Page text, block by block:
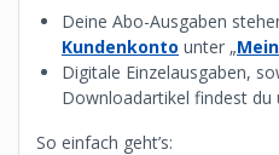
Deine Abo-Ausgaben
Kundenkonto unter „
Digitale Einzelausgaben,
Downloadartikel findest du
So einfach geht’s: